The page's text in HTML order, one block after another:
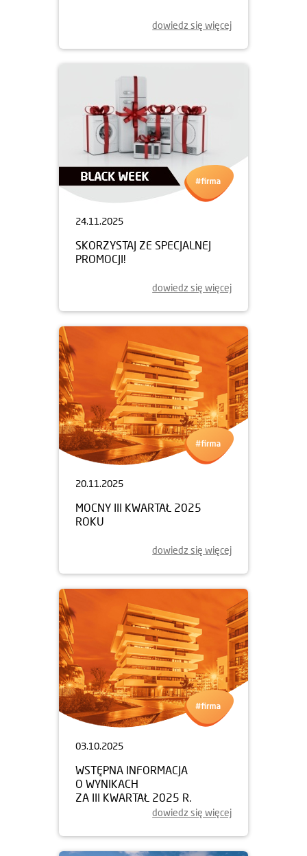
dowiedz się więcej
24.11.2025
SKORZYSTAJ ZE SPECJALNEJ
PROMOCJI!
dowiedz się więcej
20.11.2025
MOCNY III KWARTAŁ 2025
ROKU
dowiedz się więcej
03.10.2025
WSTĘPNA INFORMACJA
O WYNIKACH
ZA III KWARTAŁ 2025 R.
dowiedz się więcej